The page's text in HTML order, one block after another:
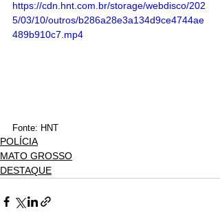
https://cdn.hnt.com.br/storage/webdisco/202
5/03/10/outros/b286a28e3a134d9ce4744ae
489b910c7.mp4
Fonte: HNT
POLÍCIA
MATO GROSSO
DESTAQUE